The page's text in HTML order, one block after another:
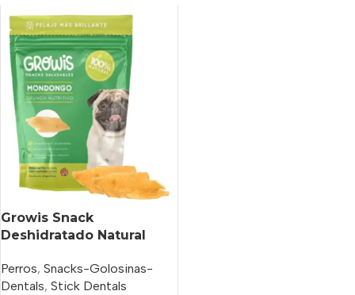
Growis Snack
Deshidratado Natural
Gr
Perros, Snacks-Golosinas-
Dentals, Stick Dentals